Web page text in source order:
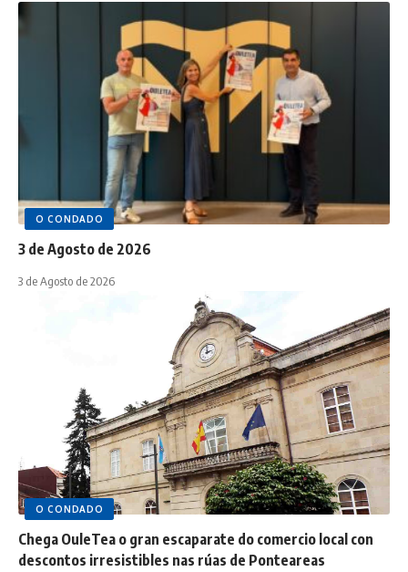
O CONDADO
3 de Agosto de 2026
3 de Agosto de 2026
O CONDADO
Chega OuleTea o gran escaparate do comercio local con
descontos irresistibles nas rúas de Ponteareas